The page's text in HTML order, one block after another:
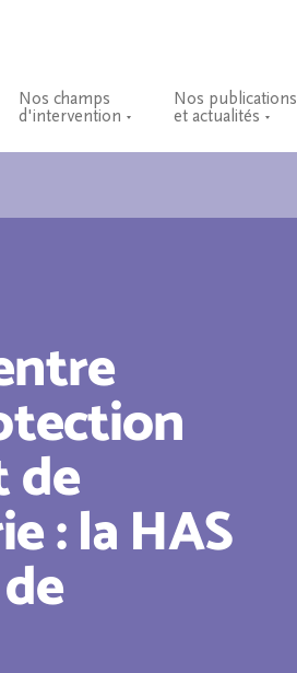
Nos champs
d'intervention
Nos publications
et actualités
de
: la HAS